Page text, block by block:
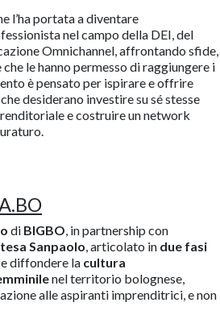
l’ha portata a diventare
nel campo della DEI, del
Omnichannel, affrontando sfide,
le hanno permesso di raggiungere i
è pensato per ispirare e offrire
desiderano investire su sé stesse
e costruire un network
di BIGBO , in partnership con
Sanpaolo , articolato in due fasi
diffondere la cultura
nel territorio bolognese,
alle aspiranti imprenditrici, e non